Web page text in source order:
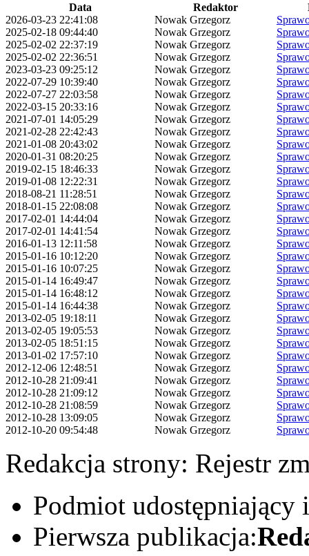
Data
Redaktor
2026-03-23 22:41:08
Nowak Grzegorz
2025-02-18 09:44:40
Nowak Grzegorz
2025-02-02 22:37:19
Nowak Grzegorz
2025-02-02 22:36:51
Nowak Grzegorz
2023-03-23 09:25:12
Nowak Grzegorz
2022-07-29 10:39:40
Nowak Grzegorz
2022-07-27 22:03:58
Nowak Grzegorz
2022-03-15 20:33:16
Nowak Grzegorz
2021-07-01 14:05:29
Nowak Grzegorz
2021-02-28 22:42:43
Nowak Grzegorz
2021-01-08 20:43:02
Nowak Grzegorz
2020-01-31 08:20:25
Nowak Grzegorz
2019-02-15 18:46:33
Nowak Grzegorz
2019-01-08 12:22:31
Nowak Grzegorz
2018-08-21 11:28:51
Nowak Grzegorz
2018-01-15 22:08:08
Nowak Grzegorz
2017-02-01 14:44:04
Nowak Grzegorz
2017-02-01 14:41:54
Nowak Grzegorz
2016-01-13 12:11:58
Nowak Grzegorz
2015-01-16 10:12:20
Nowak Grzegorz
2015-01-16 10:07:25
Nowak Grzegorz
2015-01-14 16:49:47
Nowak Grzegorz
2015-01-14 16:48:12
Nowak Grzegorz
2015-01-14 16:44:38
Nowak Grzegorz
2013-02-05 19:18:11
Nowak Grzegorz
2013-02-05 19:05:53
Nowak Grzegorz
2013-02-05 18:51:15
Nowak Grzegorz
2013-01-02 17:57:10
Nowak Grzegorz
2012-12-06 12:48:51
Nowak Grzegorz
2012-10-28 21:09:41
Nowak Grzegorz
2012-10-28 21:09:12
Nowak Grzegorz
2012-10-28 21:08:59
Nowak Grzegorz
2012-10-28 13:09:05
Nowak Grzegorz
2012-10-20 09:54:48
Nowak Grzegorz
Redakcja strony: Rejestr
Podmiot udostępniający
Pierwsza publikacja: